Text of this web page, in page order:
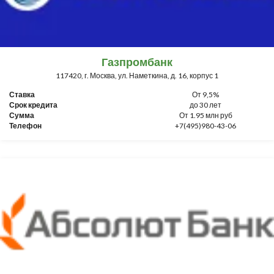
Газпромбанк
117420, г. Москва, ул. Наметкина, д. 16, корпус 1
Ставка
От 9,5%
Срок кредита
до 30 лет
Сумма
От 1.95 млн руб
Телефон
+7(495)980-43-06